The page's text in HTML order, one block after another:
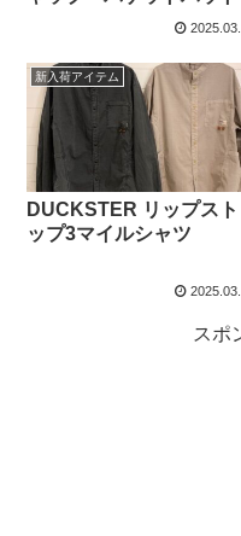
新入荷アイテム
DUCKSTER リップスト
ップ3マイルシャツ
スポ